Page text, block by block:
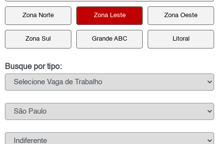
Zona Norte Zona Leste Zona Oeste
Zona Sul Grande ABC Litoral
Busque por tipo: